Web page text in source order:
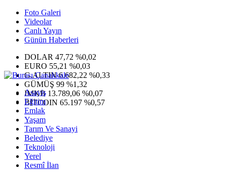
Foto Galeri
Videolar
Canlı Yayın
Günün Haberleri
DOLAR 47,72 %0,02
EURO 55,21 %0,03
G.ALTIN6.682,22 %0,33
GÜMÜŞ 99 %1,32
IMKB 13.789,06 %0,07
BITCOIN 65.197 %0,57
Asayiş
Eğitim
Emlak
Yaşam
Tarım Ve Sanayi
Belediye
Teknoloji
Yerel
Resmî İlan